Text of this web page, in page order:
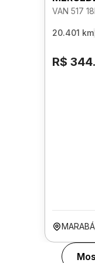
VAN 517
20.401 km
R$